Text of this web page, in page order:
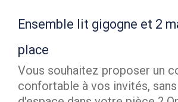
Ensemble lit gigogne et 2
place
Vous souhaitez proposer un
confortable à vos invités,